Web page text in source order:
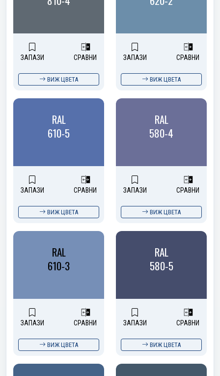
ЗАПАЗИ СРАВНИ
ВИЖ ЦВЕТА
ЗАПАЗИ СРАВНИ
ВИЖ ЦВЕТА
RAL
610-5
ЗАПАЗИ СРАВНИ
ВИЖ ЦВЕТА
RAL
580-4
ЗАПАЗИ СРАВНИ
ВИЖ ЦВЕТА
RAL
610-3
ЗАПАЗИ СРАВНИ
ВИЖ ЦВЕТА
RAL
580-5
ЗАПАЗИ СРАВНИ
ВИЖ ЦВЕТА